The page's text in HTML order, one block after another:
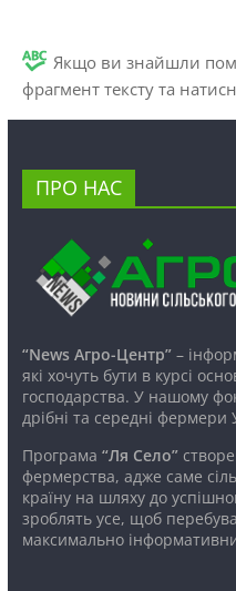
Якщо ви знайшли
фрагмент тексту та
ПРО НАС
“News Агро-Центр”–
які хочуть бути в курсі
господарства. У нашому
дрібні та середні фермери
Програма “Ля Село”
фермерства, адже саме
країну на шляху до
зроблять усе, щоб
максимально